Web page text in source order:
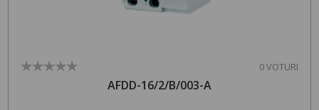
0 VOTURI
AFDD-16/2/B/003-A